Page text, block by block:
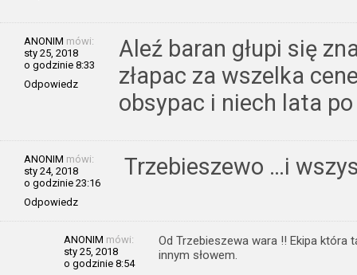
ANONIM mówi:
sty 25, 2018
o godzinie 8:33
Odpowiedz
Aleź baran głupi się
złapac za wszelka
obsypac i niech lata
ANONIM mówi:
sty 24, 2018
o godzinie 23:16
Odpowiedz
Trzebieszewo …i
ANONIM mówi:
sty 25, 2018
o godzinie 8:54
Od Trzebieszewa wara !! Ekipa która
innym słowem.